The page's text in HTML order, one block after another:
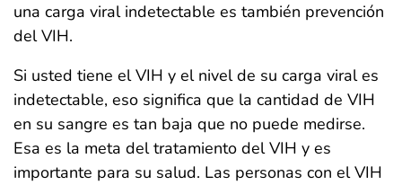
una carga viral indetectable es también prevención
del VIH.
Si usted tiene el VIH y el nivel de su carga viral es
indetectable, eso significa que la cantidad de VIH
en su sangre es tan baja que no puede medirse.
Esa es la meta del tratamiento del VIH y es
importante para su salud. Las personas con el VIH